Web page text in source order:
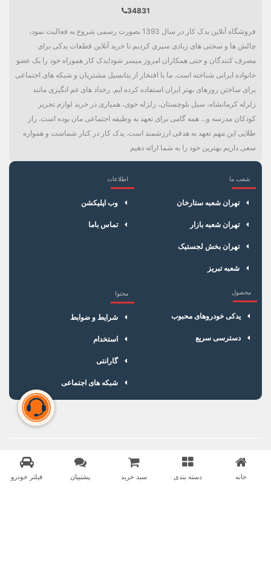
خانه دسته بندی سبد خرید پشتیبان فیلتر خودرو
34831
فروشگاه آنلاین یدک کار در سال 1393 بصورت رسمی شروع به فعالیت نمود،
چالش ها و سختی های زیادی سپری کردیم تا خرید آنلاین قطعات یدکی برای
مصرف کنندگان و حتی همکاران امروز میسر شود!یدک کار هموراه خود را یک عضو
خانواده ایرانی شناخته است. ما با افتخار از پتانسیل مشتریان و شبکه های اجتماعی
برای ساختن روزهای بهتر ایران استفاده کرده ایم. رخداد های غم انگیزی مانند
زلزله کرمانشاه، سیل بلوچستان، زلزله خوی، همیاری در خرید لوازم تحریر
کودکان مدرسه و... همه گامی برای تعهد به وظیفه اجتماعی مان بوده است. راز
طلایی این مهم تعهد به هدفی ارزشمند است. یدک کار در کنار شماست و همواره
سعی داریم بهترین خود را به شما ارائه دهیم
شعب ما
تهران شعبه ستارخان
تهران شعبه بازار
تهران بخش لجستیک
شعبه تبریز
اطلاعات
وب اپلیکشن
تماس باما
محصول
یدکی خودروهای محبوب
دسترسی سریع
محتوا
شرایط و ضوابط
استخدام
گارانتی
شبکه های اجتماعی
×